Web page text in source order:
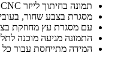
תמונה בחיתוך לייזר CNC על גבי עץ, לעיצוב הבית והמשרד
מסגרת בצבע שחור, בעובי: 2.5
עם מסגרת עץ מחוזקת
התמונה מגיעה מוכנה
המידה מתייחסת עבור כל